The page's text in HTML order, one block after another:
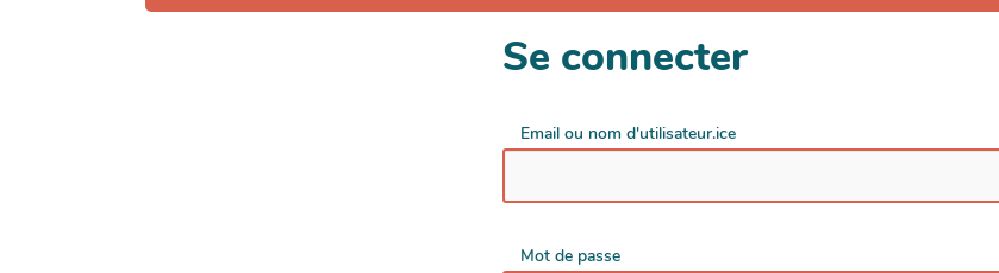
Se connecter
Email ou nom d'utilisateur.ice
Mot de passe